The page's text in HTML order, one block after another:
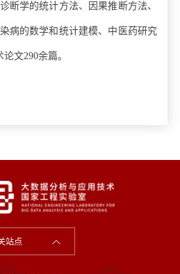
断学的统计方法、因果推断方法、
病的数学和统计建模、中医药研究
文290余篇。
站点